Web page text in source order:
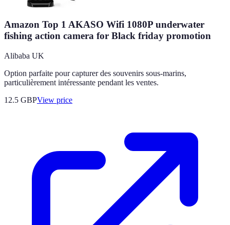
Amazon Top 1 AKASO Wifi 1080P underwater
fishing action camera for Black friday promotion
Alibaba UK
Option parfaite pour capturer des souvenirs sous-marins,
particulièrement intéressante pendant les ventes.
12.5 GBPView price